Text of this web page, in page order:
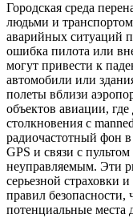
Городская среда
людьми и
аварийных ситуаций
ошибка пилота или
могут привести к
автомобили или
полеты вблизи
объектов авиации,
столкновения с
радиочастотный фон
GPS и связи с
неуправляемым. Эти
серьезной страховки
правил безопасности,
потенциальные места